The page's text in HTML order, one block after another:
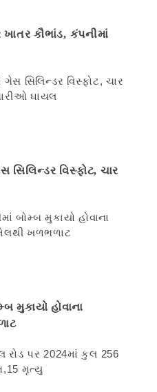
કૌભાંડ, કંપનીમાં
સિલિન્ડર વિસ્ફોટ, ચાર
મુકાયો હોવાના
ખળભળાટ